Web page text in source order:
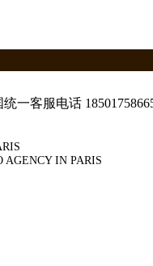
统一客服电话
AGENCY IN PARIS